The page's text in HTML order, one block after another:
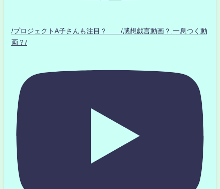
/プロジェクトA子さんも注目？ /感想戯言動画？.一息つく動
画？/